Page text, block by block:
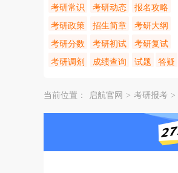
考研常识 考研动态
报名攻略
考研政策
招生简章
考研大纲
考研分数
考研初试
考研复试
考研调剂
成绩查询 试题 答疑
当前位置： 启航官网 > 考研报考 >